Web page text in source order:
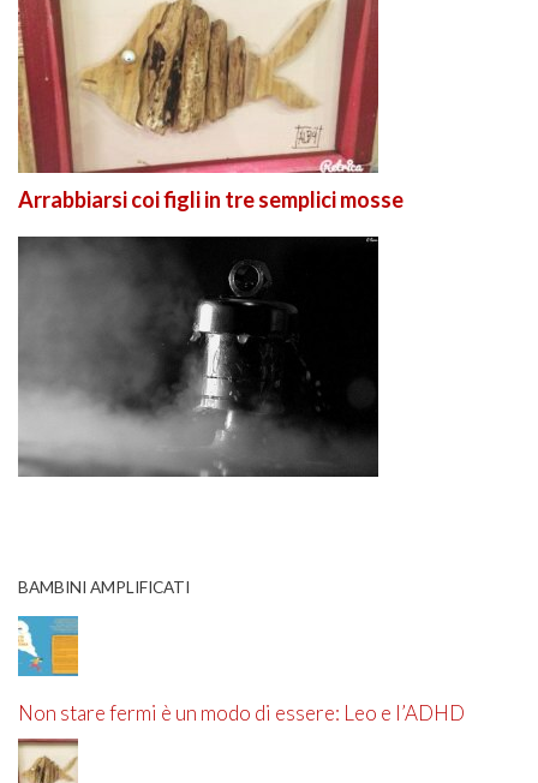
Arrabbiarsi coi figli in tre semplici mosse
BAMBINI AMPLIFICATI
Non stare fermi è un modo di essere: Leo e l’ADHD